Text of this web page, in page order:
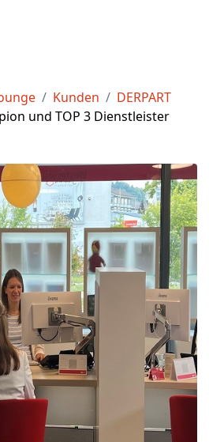
Kunden
DERPART
und TOP 3 Dienstleister